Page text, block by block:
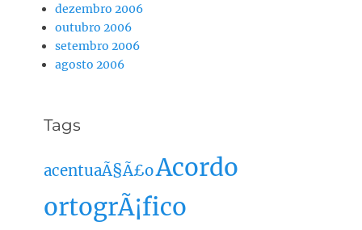
dezembro 2006
outubro 2006
setembro 2006
agosto 2006
Tags
acentuaÃ§Ã£oAcordo
ortogrÃ¡fico